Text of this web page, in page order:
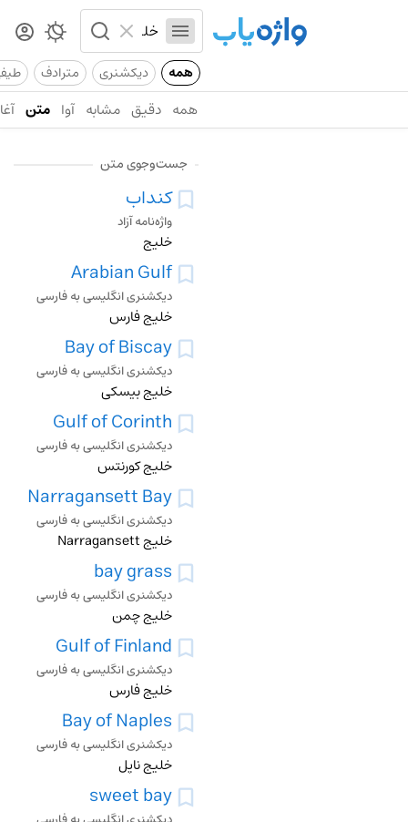
همه دیکشنری مترادف
همه دقیق مشابه آوا متن
جست‌وجوی متن
کنداب
واژه‌نامه آزاد
خلیج
Arabian Gulf
دیکشنری انگلیسی به فارسی
خلیج فارس
Bay of Biscay
دیکشنری انگلیسی به فارسی
خلیج بیسکی
Gulf of Corinth
دیکشنری انگلیسی به فارسی
خلیج کورنتس
Narragansett Bay
دیکشنری انگلیسی به فارسی
خلیج Narragansett
bay grass
دیکشنری انگلیسی به فارسی
خلیج چمن
Gulf of Finland
دیکشنری انگلیسی به فارسی
خلیج فارس
Bay of Naples
دیکشنری انگلیسی به فارسی
خلیج ناپل
sweet bay